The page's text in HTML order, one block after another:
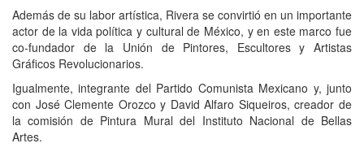
Además de su labor artística, Rivera se convirtió en un importante
actor de la vida política y cultural de México, y en este marco fue
co-fundador de la Unión de Pintores, Escultores y Artistas
Gráficos Revolucionarios.
Igualmente, integrante del Partido Comunista Mexicano y, junto
con José Clemente Orozco y David Alfaro Siqueiros, creador de
la comisión de Pintura Mural del Instituto Nacional de Bellas
Artes.